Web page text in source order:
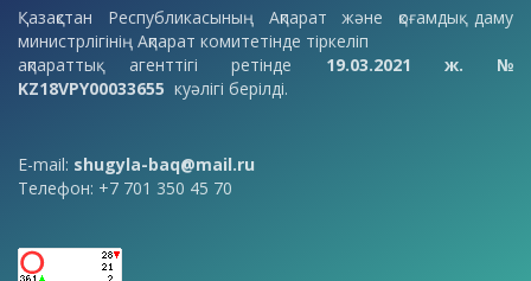
Қазақстан Республикасының Ақпарат және қоғамдық даму
министрлігінің Ақпарат комитетінде тіркеліп
ақпараттық агенттігі ретінде 19.03.2021 ж. №
KZ18VPY00033655 куәлігі берілді.
E-mail: shugyla-baq@mail.ru
Телефон: +7 701 350 45 70